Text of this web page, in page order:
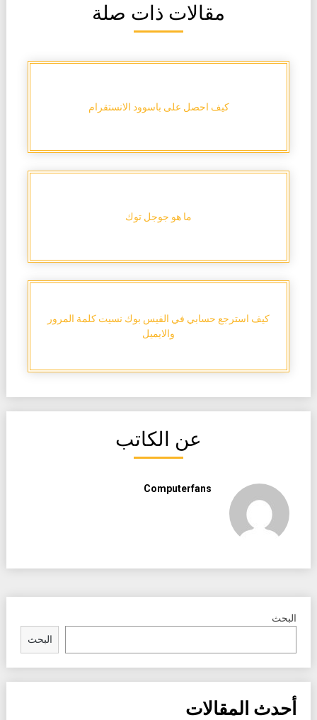
مقالات ذات صلة
كيف احصل على باسوود الانستقرام
ما هو جوجل توك
كيف استرجع حسابي في الفيس بوك نسيت كلمة المرور
والايميل
عن الكاتب
Computerfans
البحث
البحث
أحدث المقالات